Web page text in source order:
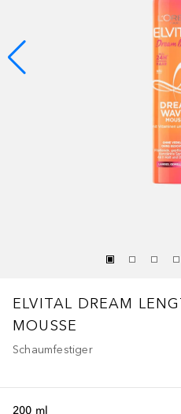
ELVITAL DREAM
MOUSSE
Schaumfestiger
200 ml